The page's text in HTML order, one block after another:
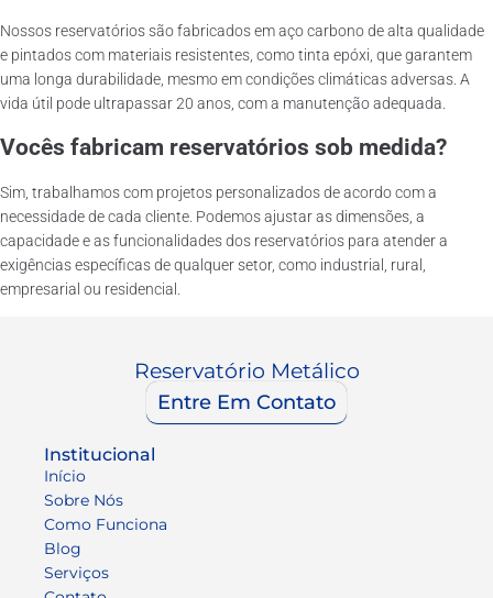
Nossos reservatórios são fabricados em aço carbono de alta qualidade
e pintados com materiais resistentes, como tinta epóxi, que garantem
uma longa durabilidade, mesmo em condições climáticas adversas. A
vida útil pode ultrapassar 20 anos, com a manutenção adequada.
Vocês fabricam reservatórios sob medida?
Sim, trabalhamos com projetos personalizados de acordo com a
necessidade de cada cliente. Podemos ajustar as dimensões, a
capacidade e as funcionalidades dos reservatórios para atender a
exigências específicas de qualquer setor, como industrial, rural,
empresarial ou residencial.
Reservatório Metálico
Entre Em Contato
Institucional
Início
Sobre Nós
Como Funciona
Blog
Serviços